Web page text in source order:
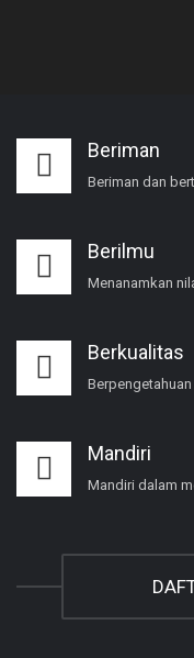
Beriman
Beriman dan
Berilmu
Menanamkan
Berkualitas
Mandiri
Mandiri dalam